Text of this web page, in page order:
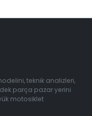
teknik analizleri,
parça pazar yerini
motosiklet